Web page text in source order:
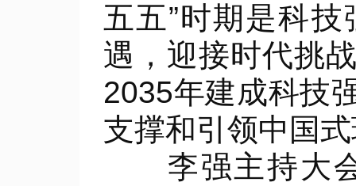
五五”时期是科
遇，迎接时代挑
2035年建成科技
支撑和引领中国
李强主持大会